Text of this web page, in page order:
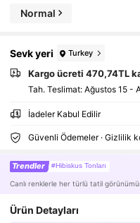
Normal
Sevk yeri Turkey
Kargo ücreti 470,74TL
Tah. Teslimat: Ağustos 15 -
İadeler Kabul Edilir
Güvenli Ödemeler · Gizlilik
Trendler #Hibiskus Tonları
Canlı renklerle her türlü tatil
Ürün Detayları